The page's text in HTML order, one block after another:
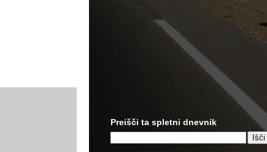
Preišči ta spletni dnevnik